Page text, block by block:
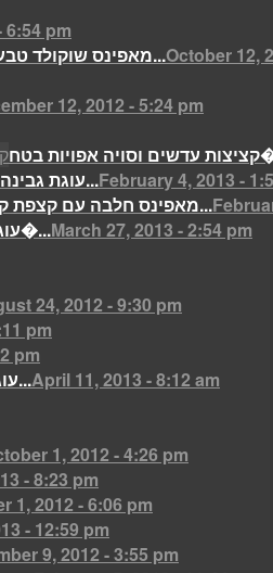
6:54 pm
מאפינס שוקולד טבעוני מושלמים ולא...October 12,
12, 2012 - 5:24 pm
בטח�...
עוגת גבינה עם קרם תותים לוולנט...February 4, 2013 -
מאפינס חלבה עם קצפת קרם קוקוס-פיסטוק-וסילאן...
(עוגת גבינה ודובדבנים (טפינה ט�...March 27, 2013 - 2:54 pm
24, 2012 - 9:30 pm
pm
pm
עוגת שקדים, לוטוס קרמל ושוקולד...April 11, 2013 - 8:12 am
1, 2012 - 4:26 pm
- 8:23 pm
1, 2012 - 6:06 pm
- 12:59 pm
9, 2012 - 3:55 pm